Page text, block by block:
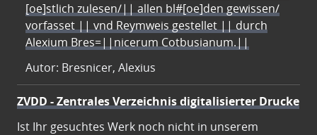
[oe]stlich zulesen/|| allen bl#[oe]den gewissen/
vorfasset || vnd Reymweis gestellet || durch
Alexium Bres=||nicerum Cotbusianum.||
Autor: Bresnicer, Alexius
ZVDD - Zentrales Verzeichnis digitalisierter Drucke
Ist Ihr gesuchtes Werk noch nicht in unserem